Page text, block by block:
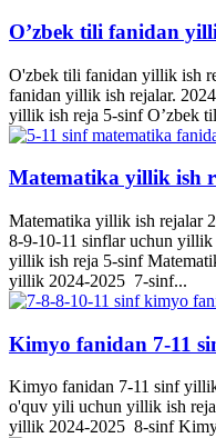
O’zbek tili fanidan
O'zbek tili fanidan yillik ish
fanidan yillik ish rejalar.
yillik ish reja 5-sinf O’zbek
Matematika yillik ish
Matematika yillik ish rejalar
8-9-10-11 sinflar uchun
yillik ish reja 5-sinf
yillik 2024-2025 7-sinf...
Kimyo fanidan 7-11
Kimyo fanidan 7-11 sinf
o'quv yili uchun yillik ish
yillik 2024-2025 8-sinf